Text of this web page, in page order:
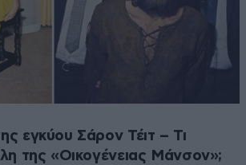
εγκύου Σάρον Τέιτ – Τι
της «Οικογένειας Μάνσον»;